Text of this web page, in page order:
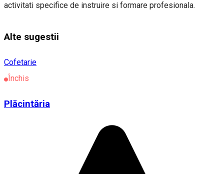
activitati specifice de instruire si formare profesionala.
Alte sugestii
Cofetarie
Închis
Plăcintăria